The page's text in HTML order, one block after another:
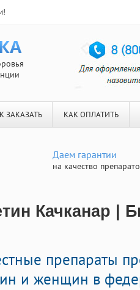
ЗАКАЗАТЬ КАК ОПЛАТИТЬ
Даем гарантии
на качество
Качканар |
препараты
и женщин в